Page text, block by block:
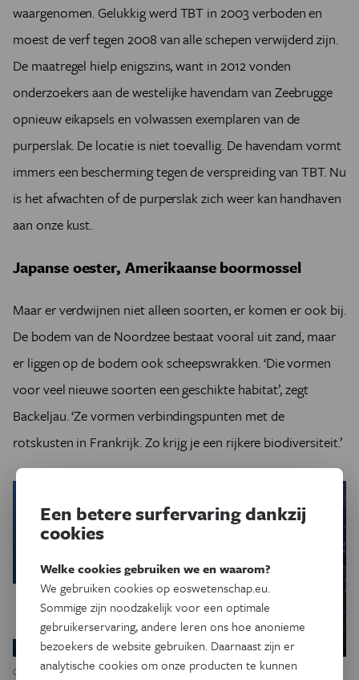
waargenomen. Gelukkig werd TBT in 2003 verboden en
moest de verf tegen 2008 van alle schepen verwijderd zijn.
De maatregel hielp enigszins, want in 2012 vonden
onderzoekers aan de westelijke havendam van Zeebrugge
opnieuw eikapsels en volwassen exemplaren van de
purperslak. De locatie is niet toevallig. De havendam vormt
immers een bescherming tegen de verspreiding van TBT. Nu
is het afwachten of de purperslak zich weer kan handhaven
aan onze kust.
Japanse oester, Amerikaanse boormossel
Maar er verdwijnen niet alleen soorten, er komen er ook bij.
De bodem van de Noordzee bestaat vooral uit zand, maar
er liggen op de bodem ook scheepswrakken. ‘Die vormen
voor veel nieuwe soorten een geschikte habitat’, zegt
Backeljau. ‘Ze vormen verbindingspunten met de
rotskusten in Frankrijk. Zo krijg je een rijkere biodiversiteit.’
Ook uitheems, maar al iets meer ingeburgerd: de Amerikaanse boormossel, links naast
Een betere surfervaring dankzij
cookies
Welke cookies gebruiken we en waarom?
We gebruiken cookies op eoswetenschap.eu.
Sommige zijn noodzakelijk voor een optimale
gebruikerservaring, andere leren ons hoe anonieme
bezoekers de website gebruiken. Daarnaast zijn er
analytische cookies om onze producten te kunnen